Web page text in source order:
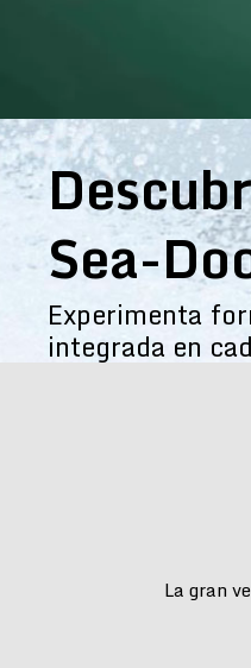
Sea-
Experimenta
integrada en
La gran